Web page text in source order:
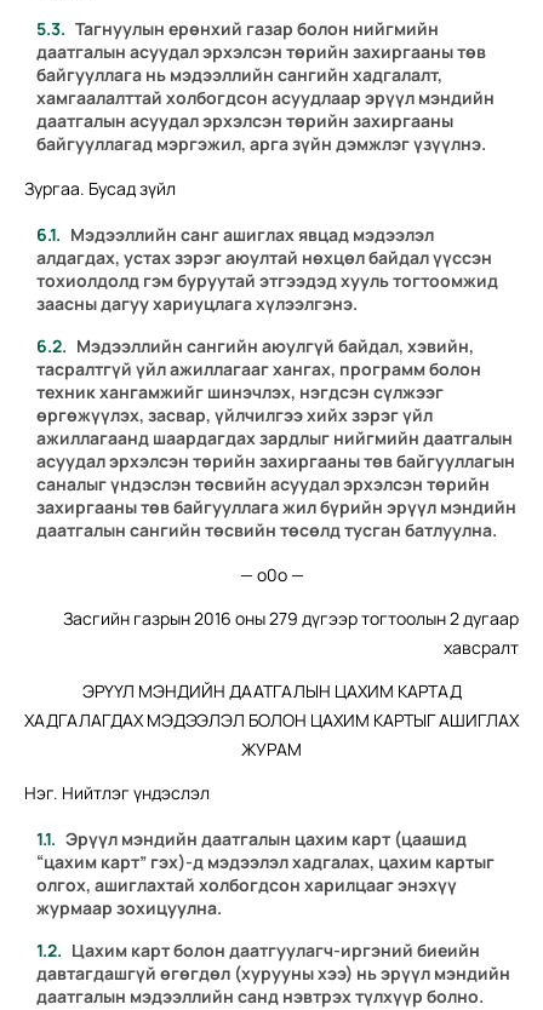
Тагнуулын ерөнхий газар болон нийгмийн
даатгалын асуудал эрхэлсэн төрийн захиргааны төв
байгууллага нь мэдээллийн сангийн хадгалалт,
хамгаалалттай холбогдсон асуудлаар эрүүл мэндийн
даатгалын асуудал эрхэлсэн төрийн захиргааны
байгууллагад мэргэжил, арга зүйн дэмжлэг үзүүлнэ.
Зургаа. Бусад зүйл
Мэдээллийн санг ашиглах явцад мэдээлэл
алдагдах, устах зэрэг аюултай нөхцөл байдал үүссэн
тохиолдолд гэм буруутай этгээдэд хууль тогтоомжид
заасны дагуу хариуцлага хүлээлгэнэ.
Мэдээллийн сангийн аюулгүй байдал, хэвийн,
тасралтгүй үйл ажиллагааг хангах, программ болон
техник хангамжийг шинэчлэх, нэгдсэн сүлжээг
өргөжүүлэх, засвар, үйлчилгээ хийх зэрэг үйл
ажиллагаанд шаардагдах зардлыг нийгмийн даатгалын
асуудал эрхэлсэн төрийн захиргааны төв байгууллагын
саналыг үндэслэн төсвийн асуудал эрхэлсэн төрийн
захиргааны төв байгууллага жил бүрийн эрүүл мэндийн
даатгалын сангийн төсвийн төсөлд тусган батлуулна.
— о0о —
Засгийн газрын 2016 оны 279 дүгээр тогтоолын 2 дугаар
хавсралт
ЭРҮҮЛ МЭНДИЙН ДААТГАЛЫН ЦАХИМ КАРТАД
ХАДГАЛАГДАХ МЭДЭЭЛЭЛ БОЛОН ЦАХИМ КАРТЫГ АШИГЛАХ
ЖУРАМ
Нэг. Нийтлэг үндэслэл
Эрүүл мэндийн даатгалын цахим карт (цаашид
“цахим карт” гэх)-д мэдээлэл хадгалах, цахим картыг
олгох, ашиглахтай холбогдсон харилцааг энэхүү
журмаар зохицуулна.
Цахим карт болон даатгуулагч-иргэний биеийн
давтагдашгүй өгөгдөл (хурууны хээ) нь эрүүл мэндийн
даатгалын мэдээллийн санд нэвтрэх түлхүүр болно.